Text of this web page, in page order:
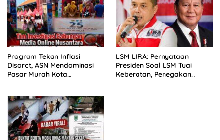
Program Tekan Inflasi
Disorot, ASN Mendominasi
Pasar Murah Kota
LSM LIRA: Pernyataan
Presiden Soal LSM Tuai
Keberatan, Penegakan